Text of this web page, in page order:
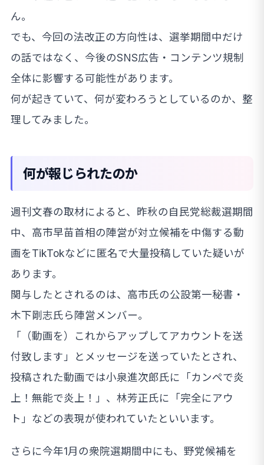
ん。
でも、今回の法改正の方向性は、選挙期間中だけ
の話ではなく、今後のSNS広告・コンテンツ規制
全体に影響する可能性があります。
何が起きていて、何が変わろうとしているのか、整
理してみました。
何が報じられたのか
週刊文春の取材によると、昨秋の自民党総裁選期間
中、高市早苗首相の陣営が対立候補を中傷する動
画をTikTokなどに匿名で大量投稿していた疑いが
あります。
関与したとされるのは、高市氏の公設第一秘書・
木下剛志氏ら陣営メンバー。
「（動画を）これからアップしてアカウントを送
付致します」とメッセージを送っていたとされ、
投稿された動画では小泉進次郎氏に「カンペで炎
上！無能で炎上！」、林芳正氏に「完全にアウ
ト」などの表現が使われていたといいます。
さらに今年1月の衆院選期間中にも、野党候補を